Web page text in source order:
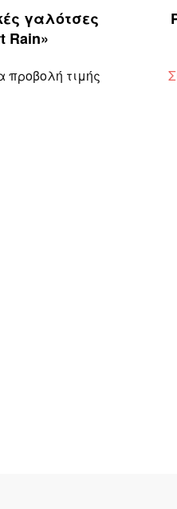
γαλότσες
Rain»
προβολή τιμής